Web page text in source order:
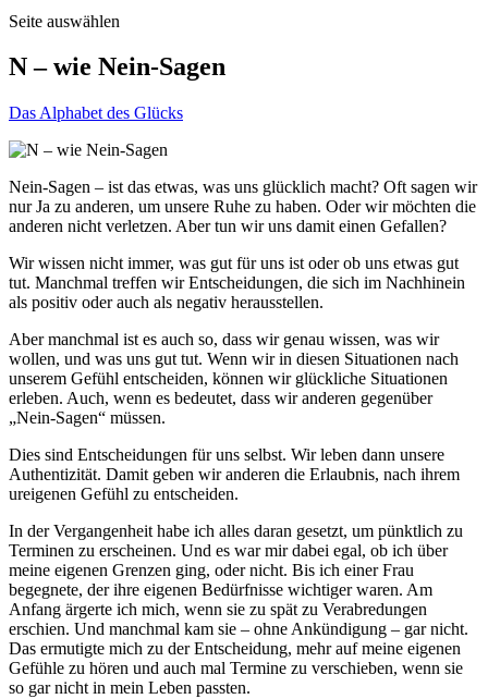
Seite auswählen
N – wie Nein-Sagen
Das Alphabet des Glücks
Nein-Sagen – ist das etwas, was uns glücklich macht? Oft sagen wir
nur Ja zu anderen, um unsere Ruhe zu haben. Oder wir möchten die
anderen nicht verletzen. Aber tun wir uns damit einen Gefallen?
Wir wissen nicht immer, was gut für uns ist oder ob uns etwas gut
tut. Manchmal treffen wir Entscheidungen, die sich im Nachhinein
als positiv oder auch als negativ herausstellen.
Aber manchmal ist es auch so, dass wir genau wissen, was wir
wollen, und was uns gut tut. Wenn wir in diesen Situationen nach
unserem Gefühl entscheiden, können wir glückliche Situationen
erleben. Auch, wenn es bedeutet, dass wir anderen gegenüber
„Nein-Sagen“ müssen.
Dies sind Entscheidungen für uns selbst. Wir leben dann unsere
Authentizität. Damit geben wir anderen die Erlaubnis, nach ihrem
ureigenen Gefühl zu entscheiden.
In der Vergangenheit habe ich alles daran gesetzt, um pünktlich zu
Terminen zu erscheinen. Und es war mir dabei egal, ob ich über
meine eigenen Grenzen ging, oder nicht. Bis ich einer Frau
begegnete, der ihre eigenen Bedürfnisse wichtiger waren. Am
Anfang ärgerte ich mich, wenn sie zu spät zu Verabredungen
erschien. Und manchmal kam sie – ohne Ankündigung – gar nicht.
Das ermutigte mich zu der Entscheidung, mehr auf meine eigenen
Gefühle zu hören und auch mal Termine zu verschieben, wenn sie
so gar nicht in mein Leben passten.